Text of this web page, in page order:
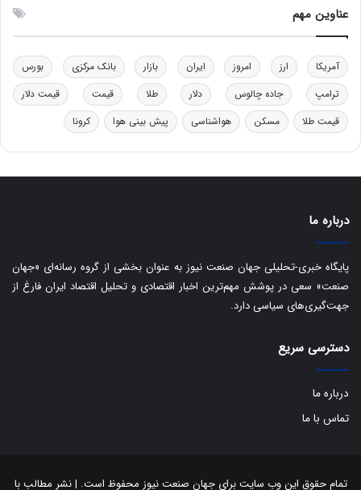
د
ر
ت
ی
ب
ا
ی
د
عناوین مهم
آمریکا ارز امروز ایران بازار بانک مرکزی
بورس
ترامپ
جاده چالوس دلار طلا قیمت
قیمت دلار
قیمت طلا
مسکن هواشناسی پیش بینی هوا کرونا
درباره ما
پایگاه خبری-تحلیلی جهان صنعت نیوز به عنوان بخشی از گروه رسانه‌ای «جهان
صنعت» سعی در پوشش مهم‌ترین اخبار اقتصادی و تحلیل اقتصاد ایران فارغ از
جهت‌گیری‌های سیاسی دارد.
دسترسی سریع
درباره ما
تماس با ما
تمام حقوق این وب سایت برای جهان صنعت نیوز محفوظ است. | نشر مطالب با